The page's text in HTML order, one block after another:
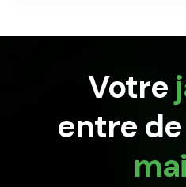
Votre
entre